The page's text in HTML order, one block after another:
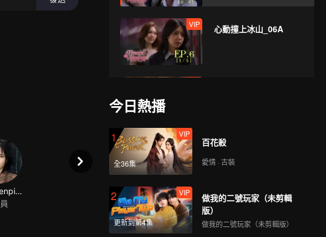
VIP 心動撞上冰山_06A
VIP 心動撞上冰山_06C
VIP 心動撞上冰山_06D
今日熱播
1
全36集
VIP
百花殺
愛情 · 古裝
2
更新到第4集
VIP
做我的二號玩家（未剪輯
版）
做我的二號玩家（未剪輯版）